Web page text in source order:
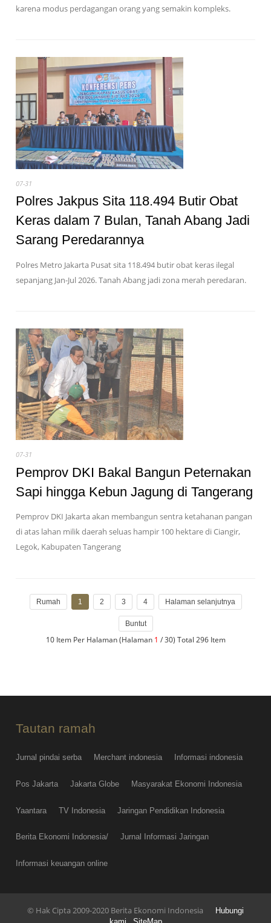
karena modus perdagangan orang yang semakin kompleks.
07-31
Polres Jakpus Sita 118.494 Butir Obat
Keras dalam 7 Bulan, Tanah Abang Jadi
Sarang Peredarannya
Polres Metro Jakarta Pusat sita 118.494 butir obat keras ilegal
sepanjang Jan-Jul 2026. Tanah Abang jadi zona merah peredaran.
07-31
Pemprov DKI Bakal Bangun Peternakan
Sapi hingga Kebun Jagung di Tangerang
Pemprov DKI Jakarta akan membangun sentra ketahanan pangan
di atas lahan milik daerah seluas hampir 100 hektare di Ciangir,
Legok, Kabupaten Tangerang
Rumah 1 2 3 4 Halaman selanjutnya
Buntut
10 Item Per Halaman (Halaman 1 / 30) Total 296 Item
Tautan ramah
Jurnal pindai serba Merchant indonesia Informasi indonesia
Pos Jakarta Jakarta Globe Masyarakat Ekonomi Indonesia
Yaantara TV Indonesia Jaringan Pendidikan Indonesia
Berita Ekonomi Indonesia/ Jurnal Informasi Jaringan
Informasi keuangan online
© Hak Cipta 2009-2020 Berita Ekonomi Indonesia
Hubungi